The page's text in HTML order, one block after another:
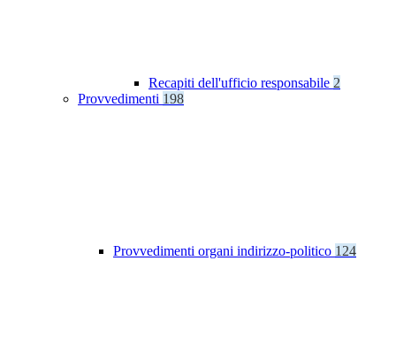
Recapiti dell'ufficio responsabile 2
Provvedimenti 198
Provvedimenti organi indirizzo-politico 124